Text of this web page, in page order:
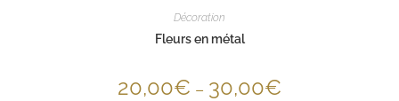
Décoration
Fleurs en métal
20,00€ – 30,00€